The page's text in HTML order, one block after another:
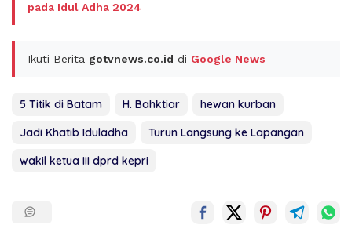
pada Idul Adha 2024
Ikuti Berita gotvnews.co.id di Google News
5 Titik di Batam H. Bahktiar
hewan kurban
Jadi Khatib Iduladha
Turun Langsung ke Lapangan
wakil ketua III dprd kepri